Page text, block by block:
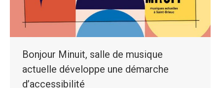
Bonjour Minuit, salle de musique
actuelle développe une démarche
d’accessibilité